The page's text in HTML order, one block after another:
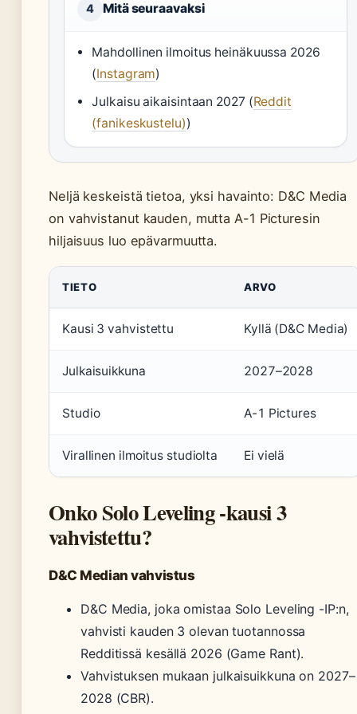
4 Mitä seuraavaksi
Mahdollinen ilmoitus heinäkuussa 2026
(Instagram)
Julkaisu aikaisintaan 2027 (Reddit
(fanikeskustelu))
Neljä keskeistä tietoa, yksi havainto: D&C Media
on vahvistanut kauden, mutta A-1 Picturesin
hiljaisuus luo epävarmuutta.
TIETO ARVO
Kausi 3 vahvistettu Kyllä (D&C Media)
Julkaisuikkuna 2027–2028
Studio A-1 Pictures
Virallinen ilmoitus studiolta Ei vielä
Onko Solo Leveling -kausi 3
vahvistettu?
D&C Median vahvistus
D&C Media, joka omistaa Solo Leveling -IP:n,
vahvisti kauden 3 olevan tuotannossa
Redditissä kesällä 2026 (Game Rant).
Vahvistuksen mukaan julkaisuikkuna on 2027–
2028 (CBR).